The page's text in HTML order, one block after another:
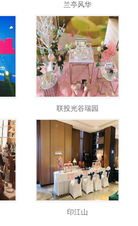
兰亭风华
联投光谷瑞园
印江山